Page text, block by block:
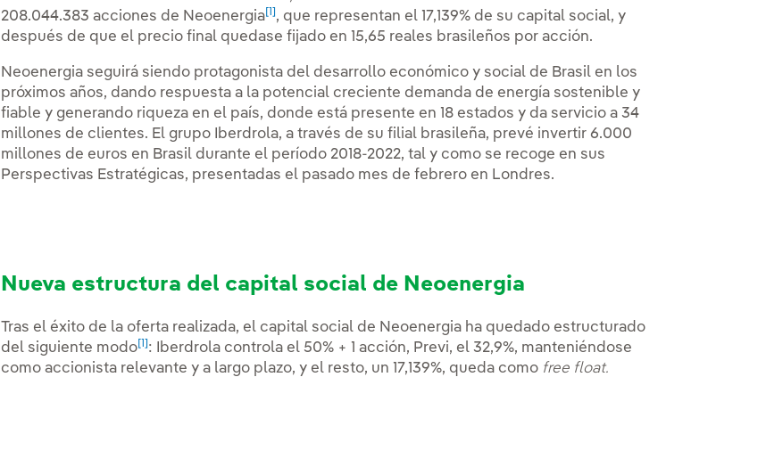
208.044.383 acciones de Neoenergia[1] , que representan el 17,139% de su capital social, y
después de que el precio final quedase fijado en 15,65 reales brasileños por acción.
Neoenergia seguirá siendo protagonista del desarrollo económico y social de Brasil en los
próximos años, dando respuesta a la potencial creciente demanda de energía sostenible y
fiable y generando riqueza en el país, donde está presente en 18 estados y da servicio a 34
millones de clientes. El grupo Iberdrola, a través de su filial brasileña, prevé invertir 6.000
millones de euros en Brasil durante el período 2018-2022, tal y como se recoge en sus
Perspectivas Estratégicas, presentadas el pasado mes de febrero en Londres.
Nueva estructura del capital social de Neoenergia
Tras el éxito de la oferta realizada, el capital social de Neoenergia ha quedado estructurado
del siguiente modo[1] : Iberdrola controla el 50% + 1 acción, Previ, el 32,9%, manteniéndose
como accionista relevante y a largo plazo, y el resto, un 17,139%, queda como free float.